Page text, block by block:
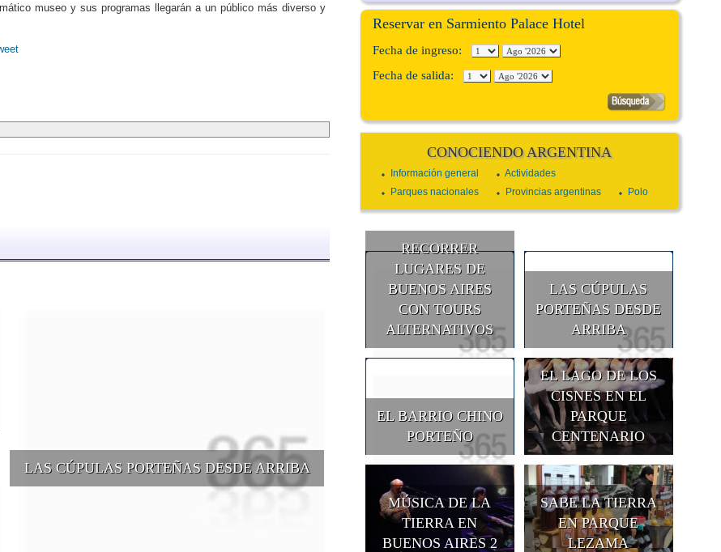
museo y sus programas llegarán a un público más diverso y
LAS CÚPULAS PORTEÑAS DESDE ARRIBA
Reservar en Sarmiento Palace Hotel
Fecha de ingreso:
Fecha de salida:
CONOCIENDO ARGENTINA
Información general
Actividades
Parques nacionales
Provincias argentinas Polo
RECORRER
LUGARES DE
BUENOS AIRES
CON TOURS
ALTERNATIVOS
LAS CÚPULAS
PORTEÑAS DESDE
ARRIBA
EL BARRIO CHINO
PORTEÑO
EL LAGO DE LOS
CISNES EN EL
PARQUE
CENTENARIO
MÚSICA DE LA
TIERRA EN
BUENOS AIRES 2
SABE LA TIERRA
EN PARQUE
LEZAMA